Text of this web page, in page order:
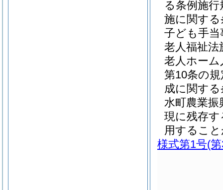
る条例施
施に関す
子ども手
老人福祉法
老人ホー
第10条の
成に関す
水町農業
現に残存
用するこ
様式第1号(